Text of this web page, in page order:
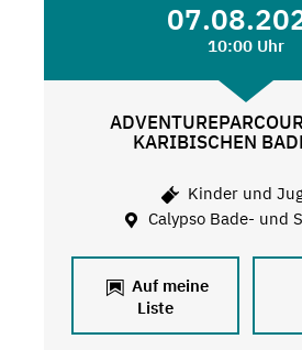
10:00 Uhr
KARIBISCHEN
Kinder und
Calypso Bade- und
Auf meine
Liste